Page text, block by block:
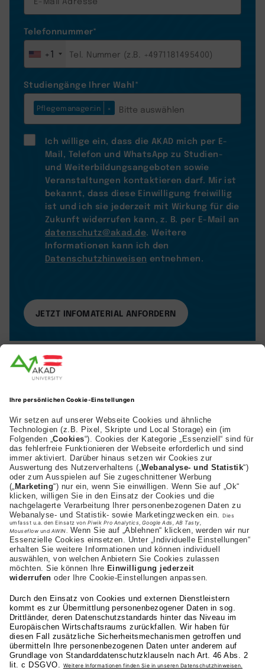
Telefonnummer*
+1
Studiengänge Ihrer Wahl*
Pflegemanager:in ×
Ich willige ein, dass die AKAD mich per E-
Mail, Telefon und WhatsApp zu Studien-
und Weiterbildungsangeboten sowie
Veranstaltungen kontaktieren darf. Mir ist
bekannt, dass diese Einwilligung freiwillig
ist und ich sie jederzeit mit Wirkung für die
Zukunft widerrufen kann, z. B. per E-Mail an
datenschutz@akad.de. Weitere
Informationen kann ich den
Datenschutzhinweisen entnehmen.
AKAD Bildungsgesellschaft mbH
Heilbronner Strasse 86
70191 Stuttgart
+43 (0) 664-1972282
Studienangebot
Fakultäten
AKAD